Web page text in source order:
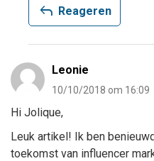
reply Reageren
Leonie
10/10/2018 om 16:09
Hi Jolique,
Leuk artikel! Ik ben
toekomst van influencer